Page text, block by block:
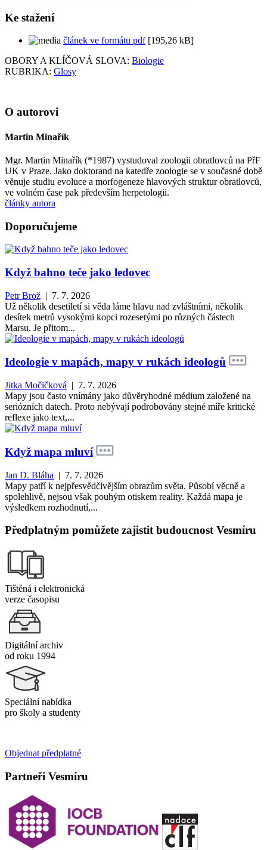
Ke stažení
článek ve formátu pdf[195,26 kB]
OBORY A KLÍČOVÁ SLOVA: Biologie
RUBRIKA: Glosy
O autorovi
Martin Minařík
Mgr. Martin Minařík (*1987) vystudoval zoologii obratlovců na PřF
UK v Praze. Jako doktorand na katedře zoologie se v současné době
věnuje studiu evoluce a morfogeneze hlavových struktur obratlovců,
ve volném čase pak především herpetologii.
články autora
Doporučujeme
Když bahno teče jako ledovec
Petr Brož | 7. 7. 2026
Už několik desetiletí si věda láme hlavu nad zvláštními, několik
desítek metrů vysokými kopci rozesetými po různých částech
Marsu. Je přitom...
Ideologie v mapách, mapy v rukách ideologů
Jitka Močičková | 7. 7. 2026
Mapy jsou často vnímány jako důvěryhodné médium založené na
seriózních datech. Proto nebývají podrobovány stejné míře kritické
reflexe jako text,...
Když mapa mluví
Jan D. Bláha | 7. 7. 2026
Mapy patří k nejpřesvědčivějším obrazům světa. Působí věcně a
spolehlivě, nejsou však pouhým otiskem reality. Každá mapa je
výsledkem rozhodnutí,...
Předplatným pomůžete zajistit budoucnost Vesmíru
Tištěná i elektronická
verze časopisu
Digitální archiv
od roku 1994
Speciální nabídka
pro školy a studenty
Objednat předplatné
Partneři Vesmíru